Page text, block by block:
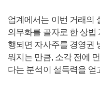
업계에서는 이번 거래의
의무화를 골자로 한 상법
행되면 자사주를 경영권
워지는 만큼, 소각 전에
다는 분석이 설득력을 얻